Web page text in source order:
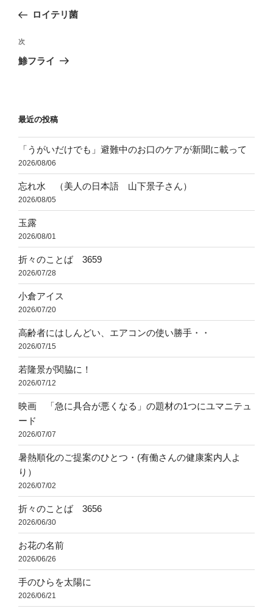
ナ
ビ
ゲ
ン
の
稿
ロイテリ菌
次
の
次
鯵フライ
最近の投稿
「うがいだけでも」避難中のお口のケアが新聞に載って
2026/08/06
忘れ水 （美人の日本語 山下景子さん）
2026/08/05
玉露
2026/08/01
折々のことば 3659
2026/07/28
小倉アイス
2026/07/20
高齢者にはしんどい、エアコンの使い勝手・・
2026/07/15
若隆景が関脇に！
2026/07/12
映画 「急に具合が悪くなる」の題材の1つにユマニテュ
ード
2026/07/07
暑熱順化のご提案のひとつ・(有働さんの健康案内人よ
り）
2026/07/02
折々のことば 3656
2026/06/30
お花の名前
2026/06/26
手のひらを太陽に
2026/06/21